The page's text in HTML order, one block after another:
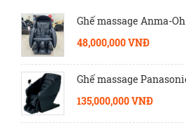
Ghế massage Anma-
48,000,000 VNĐ
Ghế massage
135,000,000 VNĐ